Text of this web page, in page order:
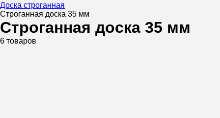
Доска строганная
Строганная доска 35 мм
Строганная доска 35 мм
6 товаров